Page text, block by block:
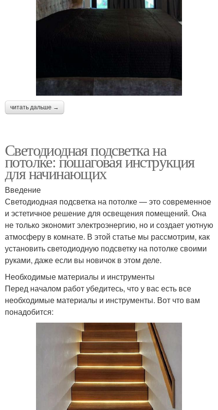
читать дальше →
Светодиодная подсветка на
потолке: пошаговая инструкция
для начинающих
Введение
Светодиодная подсветка на потолке — это современное
и эстетичное решение для освещения помещений. Она
не только экономит электроэнергию, но и создает уютную
атмосферу в комнате. В этой статье мы рассмотрим, как
установить светодиодную подсветку на потолке своими
руками, даже если вы новичок в этом деле.
Необходимые материалы и инструменты
Перед началом работ убедитесь, что у вас есть все
необходимые материалы и инструменты. Вот что вам
понадобится: